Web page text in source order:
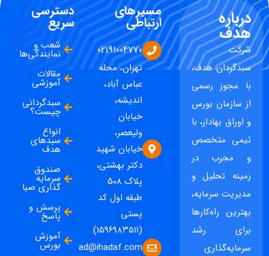
درباره
هدف
شرکت
سبدگردان هدف،
با مجوز رسمی
از سازمان بورس
و اوراق بهادار، با
تیمی متخصص
و مجرب در
زمینه تحلیل و
مدیریت سرمایه،
بهترین راه‌کارها
برای رشد
سرمایه‌گذاری
مسیرهای
ارتباطی
02191004770
تهران، محله
عباس آباد،
اندیشه،
خیابان
ولیعصر،
خیابان شهید
دکتر بهشتی،
پلاک ۵۰۸
طبقه اول کد
پستی
(۱۵۹۶۹۸۳۵۱۱)
ad@ihadaf.com
دسترسی
سریع
شعب و
نمایندگی‌ها
مقالات
آموزشی
سبدگردانی
چیست؟
انواع
سبدهای
هدف
صندوق
سرمایه
گذاری صبا
پرسش و
پاسخ
آموزش
بورس